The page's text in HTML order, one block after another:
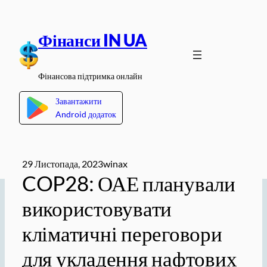
вмісту
Фінанси IN UA
Фінансова підтримка онлайн
Завантажити
Android додаток
29 Листопада, 2023winax
COP28: ОАЕ планували
використовувати
кліматичні переговори
для укладення нафтових